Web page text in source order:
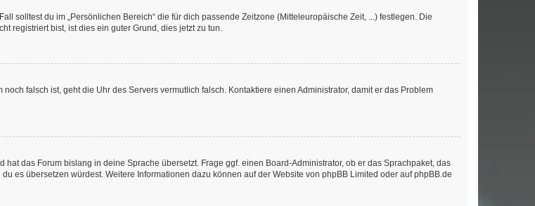
solltest du im „Persönlichen Bereich“ die für dich passende Zeitzone (Mitteleuropäische Zeit, ...) festlegen. Die
registriert bist, ist dies ein guter Grund, dies jetzt zu tun.
falsch ist, geht die Uhr des Servers vermutlich falsch. Kontaktiere einen Administrator, damit er das Problem
das Forum bislang in deine Sprache übersetzt. Frage ggf. einen Board-Administrator, ob er das Sprachpaket, das
es übersetzen würdest. Weitere Informationen dazu können auf der Website von phpBB Limited oder aufphpBB.de